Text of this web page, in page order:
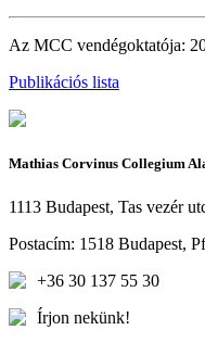
Az MCC vendégoktatója:
Publikációs lista
Mathias Corvinus Collegium
1113 Budapest, Tas vezér
Postacím: 1518 Budapest,
+36 30 137 55 30
Írjon nekünk!